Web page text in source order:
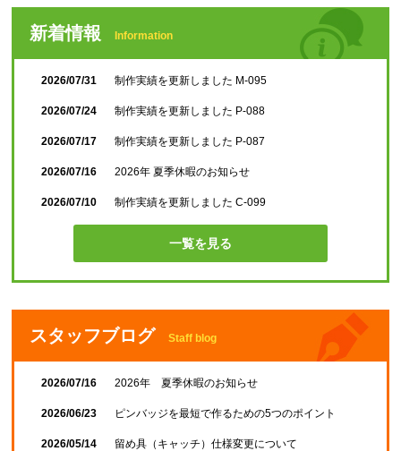
新着情報 Information
2026/07/31 制作実績を更新しました M-095
2026/07/24 制作実績を更新しました P-088
2026/07/17 制作実績を更新しました P-087
2026/07/16 2026年 夏季休暇のお知らせ
2026/07/10 制作実績を更新しました C-099
一覧を見る
スタッフブログ Staff blog
2026/07/16 2026年 夏季休暇のお知らせ
2026/06/23 ピンバッジを最短で作るための5つのポイント
2026/05/14 留め具（キャッチ）仕様変更について